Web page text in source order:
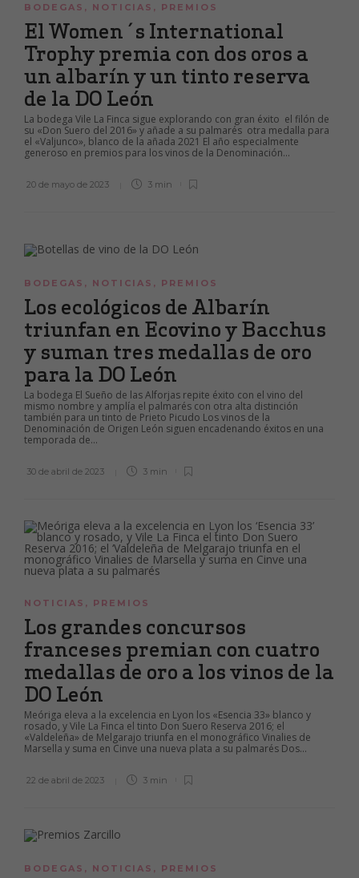
BODEGAS , NOTICIAS , PREMIOS
El Women´s International
Trophy premia con dos oros a
un albarín y un tinto reserva
de la DO León
La bodega Vile La Finca sigue explorando con gran éxito el filón de
su «Don Suero del 2016» y añade a su palmarés otra medalla para
el «Valjunco», blanco de la añada 2021 El año especialmente
generoso en premios para los vinos de la Denominación...
20 de mayo de 2023 3 min
BODEGAS , NOTICIAS , PREMIOS
Los ecológicos de Albarín
triunfan en Ecovino y Bacchus
y suman tres medallas de oro
para la DO León
La bodega El Sueño de las Alforjas repite éxito con el vino del
mismo nombre y amplía el palmarés con otra alta distinción
también para un tinto de Prieto Picudo Los vinos de la
Denominación de Origen León siguen encadenando éxitos en una
temporada de...
30 de abril de 2023 3 min
NOTICIAS , PREMIOS
Los grandes concursos
franceses premian con cuatro
medallas de oro a los vinos de la
DO León
Meóriga eleva a la excelencia en Lyon los «Esencia 33» blanco y
rosado, y Vile La Finca el tinto Don Suero Reserva 2016; el
«Valdeleña» de Melgarajo triunfa en el monográfico Vinalies de
Marsella y suma en Cinve una nueva plata a su palmarés Dos...
22 de abril de 2023 3 min
BODEGAS , NOTICIAS , PREMIOS